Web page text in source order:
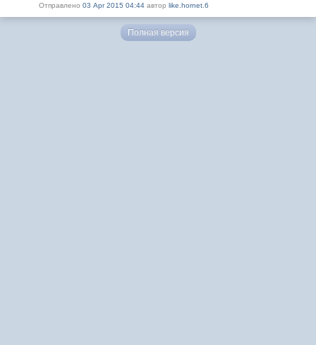
Отправлено 03 Apr 2015 04:44 автор like.hornet.6
Полная версия